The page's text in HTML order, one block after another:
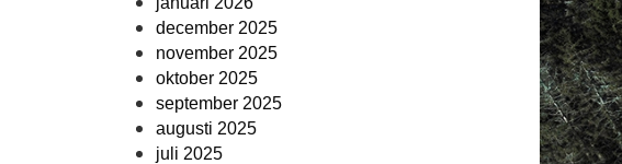
december 2025
november 2025
oktober 2025
september 2025
augusti 2025
juli 2025